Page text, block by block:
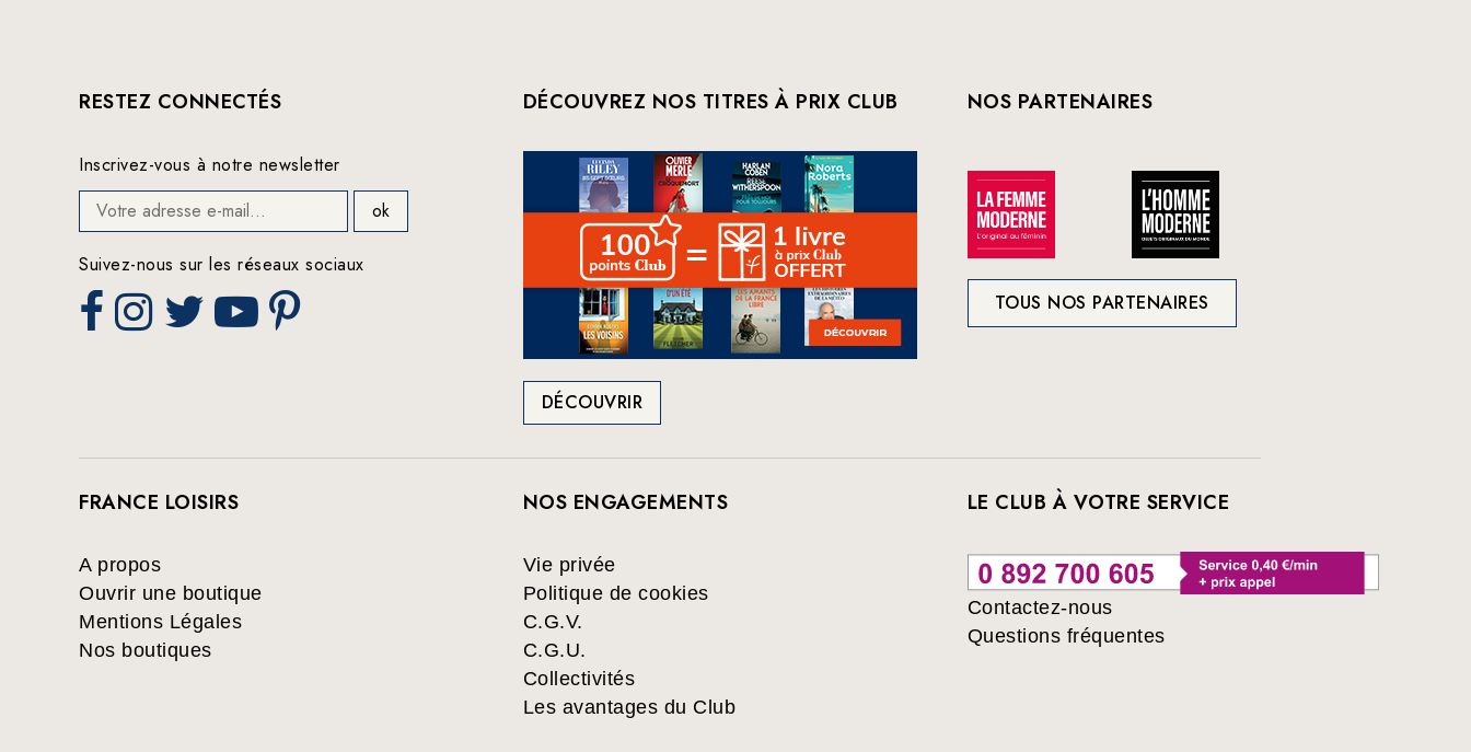
RESTEZ CONNECTÉS
Inscrivez-vous à notre newsletter
Suivez-nous sur les réseaux sociaux
DÉCOUVREZ NOS TITRES À PRIX CLUB
DÉCOUVRIR
NOS PARTENAIRES
TOUS NOS PARTENAIRES
FRANCE LOISIRS
A propos
Ouvrir une boutique
Mentions Légales
Nos boutiques
NOS ENGAGEMENTS
Vie privée
Politique de cookies
C.G.V.
C.G.U.
Collectivités
Les avantages du Club
LE CLUB À VOTRE SERVICE
Contactez-nous
Questions fréquentes